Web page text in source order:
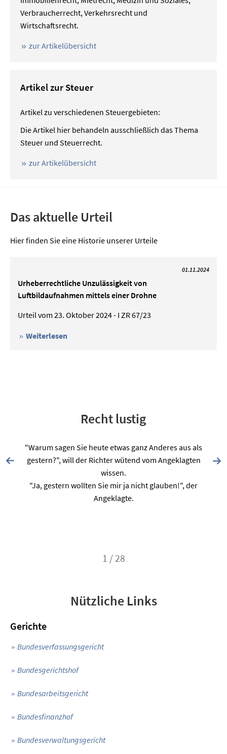
Verbraucherrecht, Verkehrsrecht und
Wirtschaftsrecht.
zur Artikelübersicht
Artikel zur Steuer
Artikel zu verschiedenen Steuergebieten:
Die Artikel hier behandeln ausschließlich das Thema
Steuer und Steuerrecht.
zur Artikelübersicht
Das aktuelle Urteil
Hier finden Sie eine Historie unserer Urteile
01.11.2024
Urheberrechtliche Unzulässigkeit von
Luftbildaufnahmen mittels einer Drohne
Urteil vom 23. Oktober 2024 - I ZR 67/23
Weiterlesen
Recht lustig
"Warum sagen Sie heute etwas ganz Anderes aus als
gestern?", will der Richter wütend vom Angeklagten
wissen.
"Ja, gestern wollten Sie mir ja nicht glauben!", der
Angeklagte.
1 / 28
Nützliche Links
Gerichte
Bundesverfassungsgericht
Bundesgerichtshof
Bundesarbeitsgericht
Bundesfinanzhof
Bundesverwaltungsgericht